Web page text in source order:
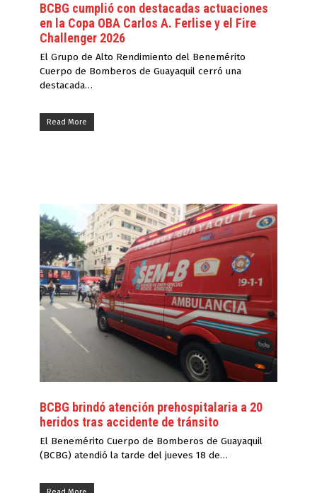
BCBG cumplió con destacadas actuaciones
en la Copa OBA Carlos A. Ferlise y el Fire
Challenger 2026
El Grupo de Alto Rendimiento del Benemérito
Cuerpo de Bomberos de Guayaquil cerró una
destacada…
Read More
BCBG brindó atención prehospitalaria a 20
heridos tras accidente de tránsito
El Benemérito Cuerpo de Bomberos de Guayaquil
(BCBG) atendió la tarde del jueves 18 de…